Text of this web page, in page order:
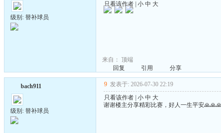
级别: 替补球员
只看该作者 小 中 大
来自： 顶端
回复
引用 分享
bach911
级别: 替补球员
9 发表于: 2026-07-30 22:19
只看该作者 小 中 大
谢谢楼主分享精彩比赛，好人一生平安